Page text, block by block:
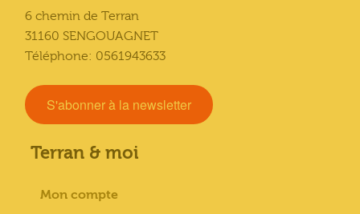
6 chemin de Terran
31160 SENGOUAGNET
Téléphone: 0561943633
S'abonner à la newsletter
Terran & moi
Mon compte